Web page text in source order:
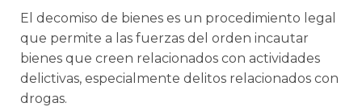
El decomiso de bienes es un procedimiento legal
que permite a las fuerzas del orden incautar
bienes que creen relacionados con actividades
delictivas, especialmente delitos relacionados con
drogas.